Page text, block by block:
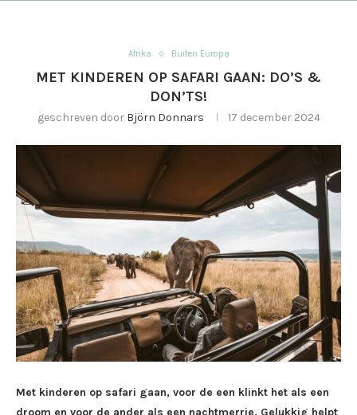
Afrika Buiten Europa
MET KINDEREN OP SAFARI GAAN: DO’S &
DON’TS!
geschreven door Björn Donnars 17 december 2024
Met kinderen op safari gaan, voor de een klinkt het als een